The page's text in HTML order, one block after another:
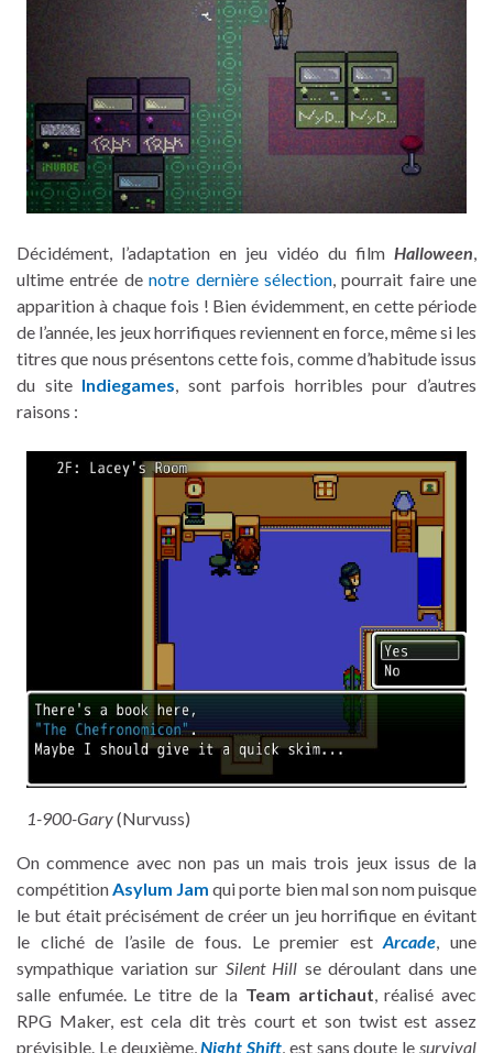
Décidément, l’adaptation en jeu vidéo du film Halloween,
ultime entrée denotre dernière sélection, pourrait faire une
apparition à chaque fois ! Bien évidemment, en cette période
de l’année, les jeux horrifiques reviennent en force, même si les
titres que nous présentons cette fois, comme d’habitude issus
du site Indiegames, sont parfois horribles pour d’autres
raisons :
1-900-Gary(Nurvuss)
On commence avec non pas un mais trois jeux issus de la
compétition Asylum Jam qui porte bien mal son nom puisque
le but était précisément de créer un jeu horrifique en évitant
le cliché de l’asile de fous. Le premier estArcade , une
sympathique variation sur Silent Hill se déroulant dans une
salle enfumée. Le titre de la Team artichaut , réalisé avec
RPG Maker, est cela dit très court et son twist est assez
prévisible. Le deuxième,Night Shift , est sans doute le survival